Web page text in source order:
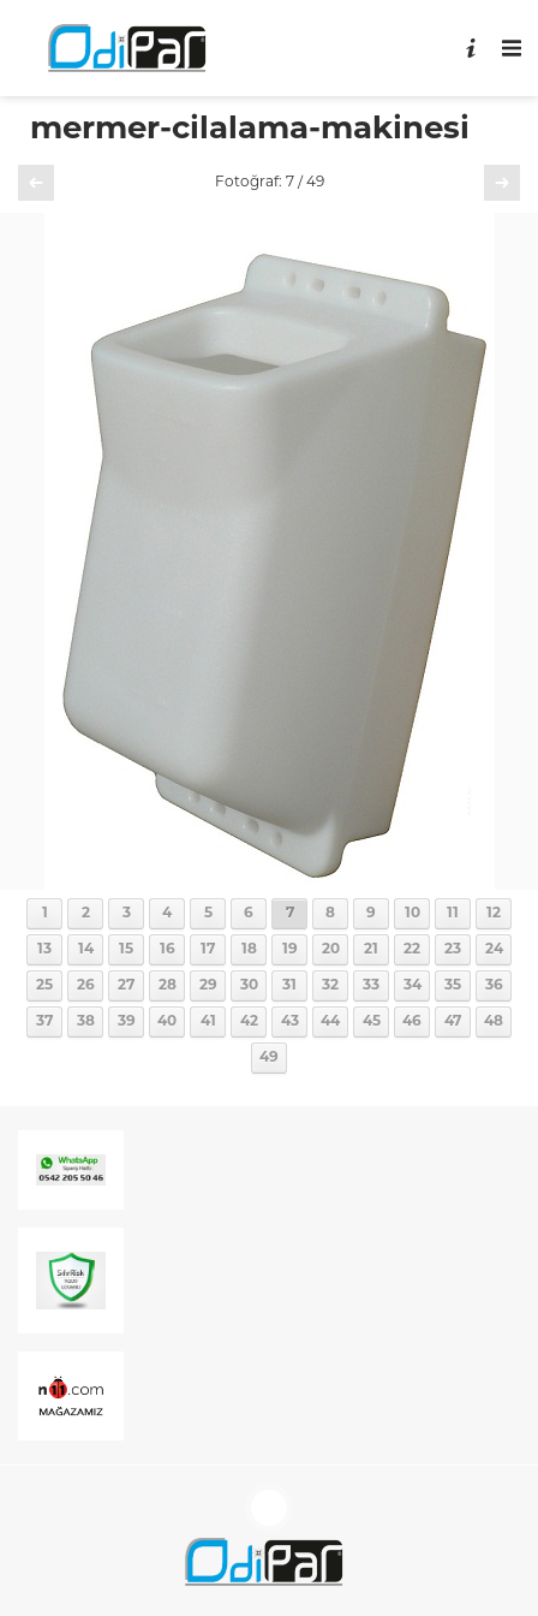
mermer-cilalama-makinesi
Fotoğraf: 7 / 49
1 2 3 4 5 6 7 8 9 10 11 12
13 14 15 16 17 18 19 20 21 22 23 24
25 26 27 28 29 30 31 32 33 34 35 36
37 38 39 40 41 42 43 44 45 46 47 48
49